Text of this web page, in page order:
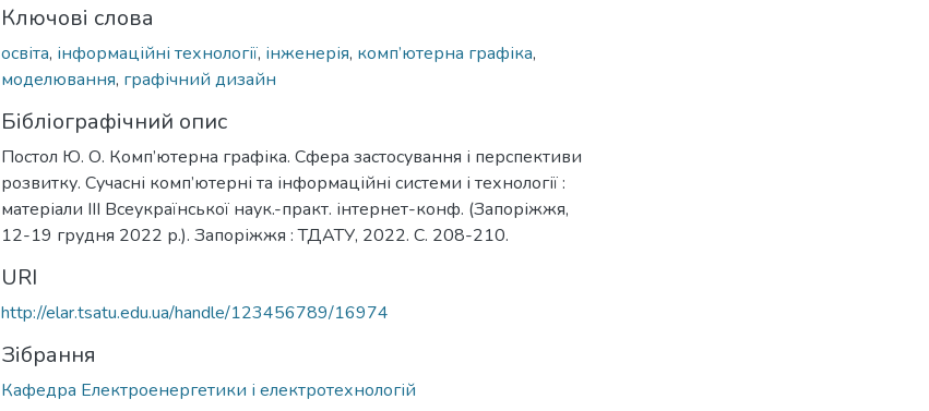
Ключові слова
освіта, інформаційні технології, інженерія, комп’ютерна графіка,
моделювання, графічний дизайн
Бібліографічний опис
Постол Ю. О. Комп’ютерна графіка. Сфера застосування і перспективи
розвитку. Сучасні комп’ютерні та інформаційні системи і технології :
матеріали ІІІ Всеукраїнської наук.-практ. інтернет-конф. (Запоріжжя,
12-19 грудня 2022 р.). Запоріжжя : ТДАТУ, 2022. С. 208-210.
URI
http://elar.tsatu.edu.ua/handle/123456789/16974
Зібрання
Кафедра Електроенергетики і електротехнологій